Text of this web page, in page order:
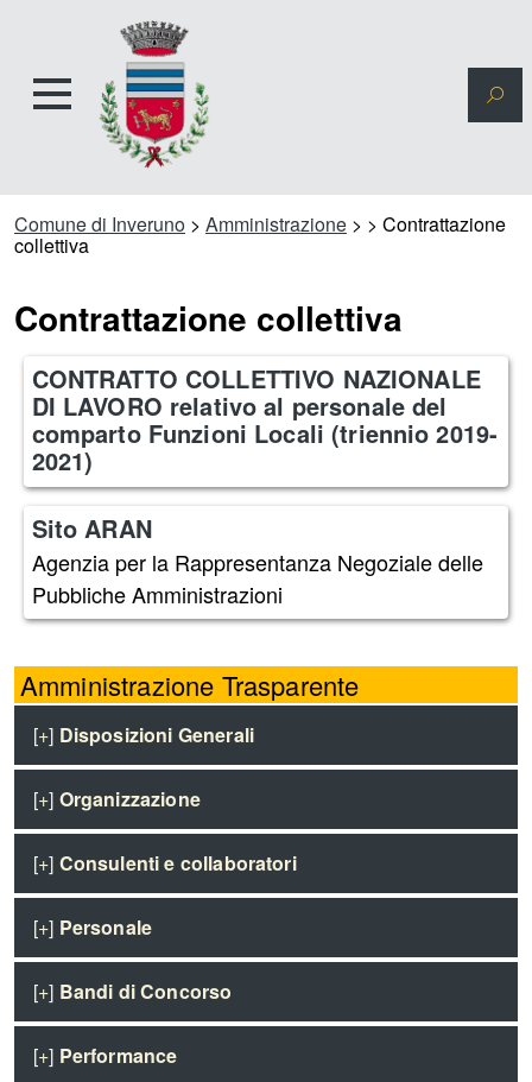
Comune di Inveruno > Amministrazione > > Contrattazione
collettiva
Contrattazione collettiva
CONTRATTO COLLETTIVO NAZIONALE
DI LAVORO relativo al personale del
comparto Funzioni Locali (triennio 2019-
2021)
Sito ARAN
Agenzia per la Rappresentanza Negoziale delle
Pubbliche Amministrazioni
Amministrazione Trasparente
[+] Disposizioni Generali
[+] Organizzazione
[+] Consulenti e collaboratori
[+] Personale
[+] Bandi di Concorso
[+] Performance